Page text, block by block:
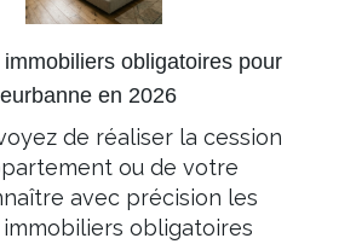
obligatoires pour
en 2026
de réaliser la cession
ou de votre
avec précision les
obligatoires